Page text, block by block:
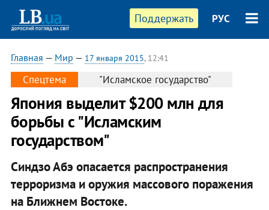
Поддержать РУС
Главная — Мир — 17 января 2015, 12:41
Спецтема "Исламское государство"
Япония выделит $200 млн для
борьбы с "Исламским
государством"
Синдзо Абэ опасается распространения
терроризма и оружия массового поражения
на Ближнем Востоке.